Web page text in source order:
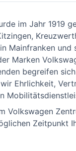
im Jahr 1919
Mainfranken
Marken
begreifen
Ehrlichkeit,
Volkswagen
Zeitpunkt